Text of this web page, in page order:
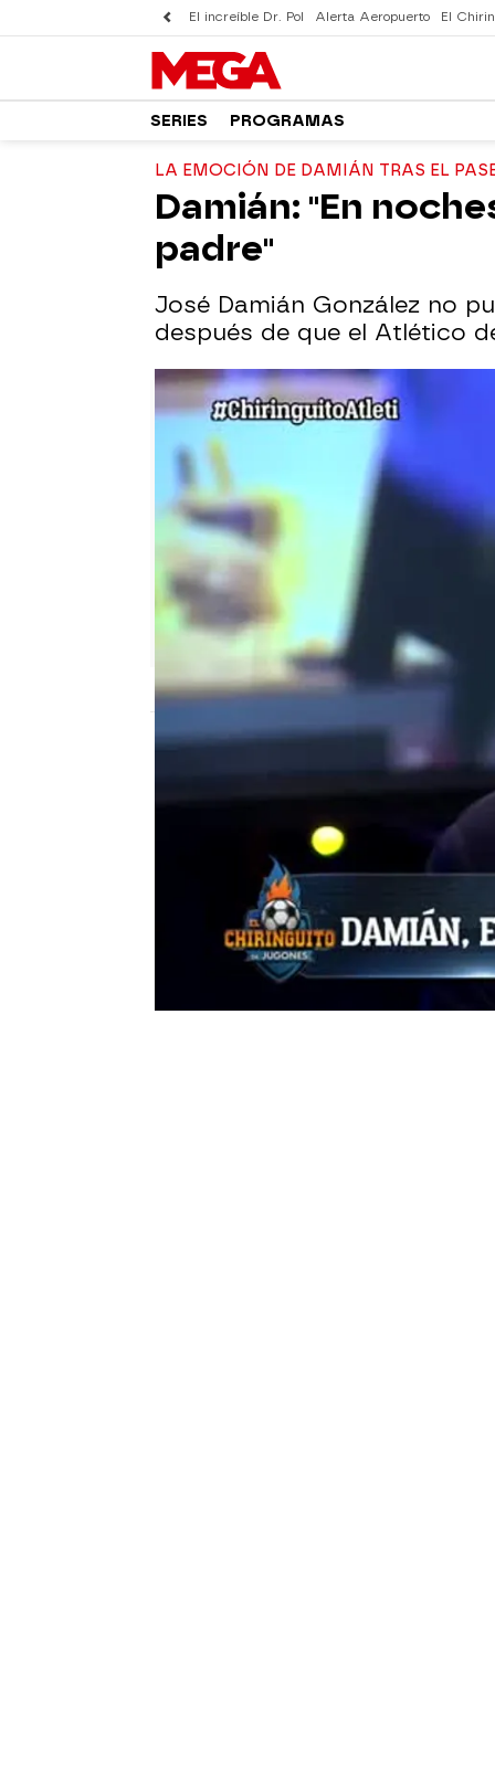
El increíble Dr. Pol Alerta Aeropuerto El
SERIES PROGRAMAS
LA EMOCIÓN DE DAMIÁN TRAS EL
Damián: "En
padre"
José Damián González no
después de que el Atlético
mega
el chiringuito